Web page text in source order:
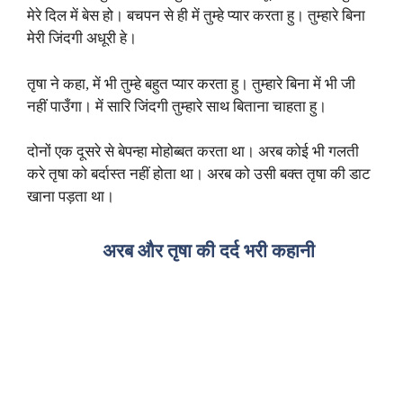
मेरे दिल में बेस हो। बचपन से ही में तुम्हे प्यार करता हु। तुम्हारे बिना
मेरी जिंदगी अधूरी हे।
तृषा ने कहा, में भी तुम्हे बहुत प्यार करता हु। तुम्हारे बिना में भी जी
नहीं पाउँगा। में सारि जिंदगी तुम्हारे साथ बिताना चाहता हु।
दोनों एक दूसरे से बेपन्हा मोहोब्बत करता था। अरब कोई भी गलती
करे तृषा को बर्दास्त नहीं होता था। अरब को उसी बक्त तृषा की डाट
खाना पड़ता था।
अरब और तृषा की दर्द भरी कहानी